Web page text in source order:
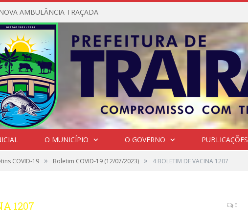
AMBULÂNCIA TRAÇADA
O MUNICÍPIO O GOVERNO PUBLICAÇÕES
COVID-19 » Boletim COVID-19 (12/07/2023) » 4 BOLETIM DE VACINA 1207
1207 0